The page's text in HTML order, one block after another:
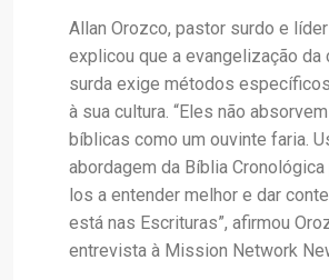
Allan Orozco, pastor surdo e líder
explicou que a evangelização da
surda exige métodos
à sua cultura. “Eles não
bíblicas como um ouvinte faria.
abordagem da Bíblia Cronológica
los a entender melhor e dar
está nas Escrituras”, afirmou
entrevista à Mission Network